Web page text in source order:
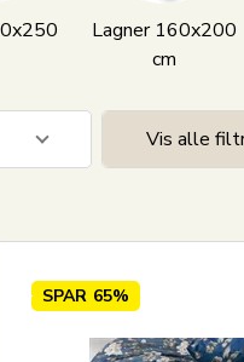
Lagner 160x200
cm
20
Vis alle
SPAR 65%